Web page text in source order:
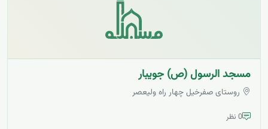
مسجد الرسول (ص) جویبار
روستای صفرخیل چهار راه ولیعصر
0 نظر